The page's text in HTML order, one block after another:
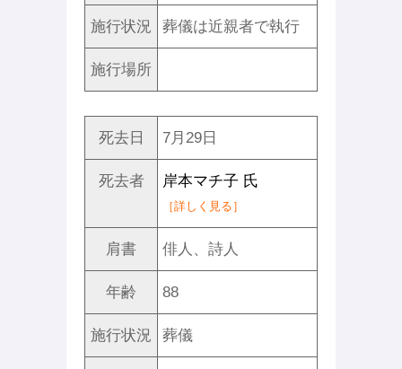
施行状況 葬儀は近親者で執行
施行場所
死去日 7月29日
死去者 岸本マチ子 氏
［詳しく見る］
肩書 俳人、詩人
年齢 88
施行状況 葬儀